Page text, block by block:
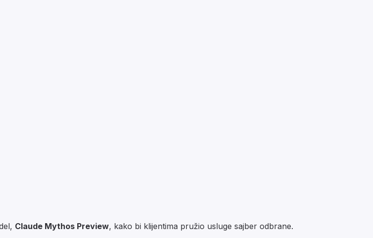
Claude Mythos Preview, kako bi klijentima pružio usluge sajber odbrane.